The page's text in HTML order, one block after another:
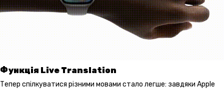
Функція Live Translation
Тепер спілкуватися різними мовами стало легше: завдяки Apple